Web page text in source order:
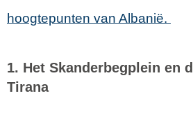
hoogtepunten van Albanië.
1. Het Skanderbegplein en
Tirana